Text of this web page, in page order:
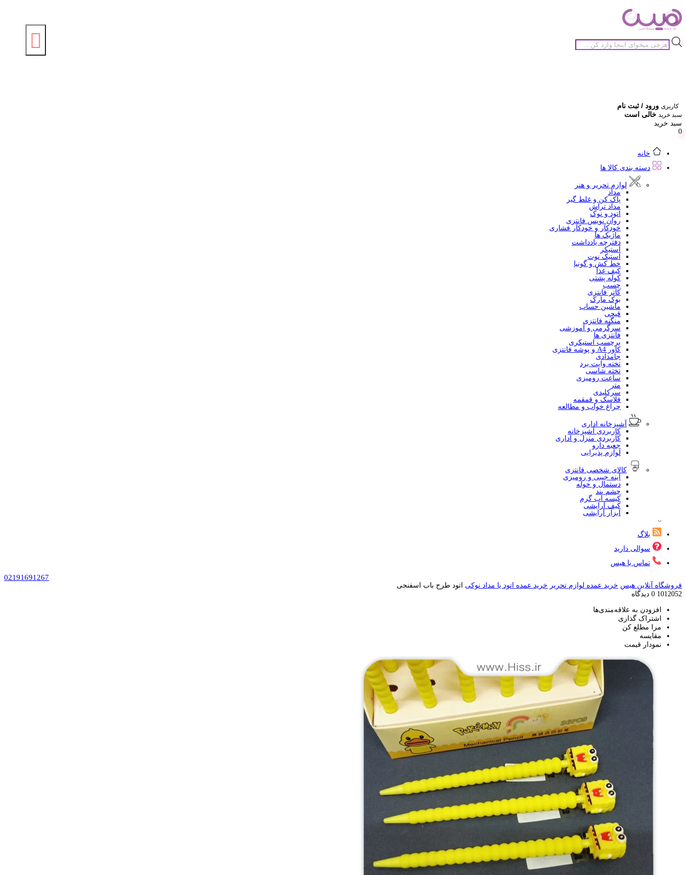
جستجوی
محصولات
کاربری ورود / ثبت نام
سبد خرید خالی است
سبد خرید
0
خانه
دسته بندی کالا ها
لوازم تحریر و هنر
مداد
پاک کن و غلط گیر
مداد تراش
اتود و نوک
روان نویس فانتزی
خودکار و خودکار فشاری
ماژیک ها
دفترچه یادداشت
استیکر
استیک نوت
خط کش و گونیا
کیف غذا
کوله پشتی
چسب
کاتر فانتزی
بوک مارک
ماشین حساب
قیچی
منگنه فانتزی
سرگرمی و آموزشی
فانتزی ها
برچسب استیکری
کاور A4 و پوشه فانتزی
جامدادی
تخته وایت برد
تخته شاسی
ساعت رومیزی
متر
سرکلیدی
فلاسک و قمقمه
چراغ خواب و مطالعه
آشپزخانه اداری
کاربردی آشپزخانه
کاربردی منزل و اداری
جعبه دارو
لوازم پذیرایی
کالای شخصی فانتزی
آینه جیبی و رومیزی
دستمال و حوله
چشم بند
کیسه آب گرم
کیف آرایشی
ابزار آرایشی
بلاگ
سوالی دارید
تماس با هیس
02191691267
فروشگاه آنلاین هیس خرید عمده لوازم تحریر خرید عمده اتود یا مداد نوکی اتود طرح باب اسفنجی
1012052 0 دیدگاه
افزودن به علاقه‌مندی‌ها
اشتراک گذاری
مرا مطلع کن
مقایسه
نمودار قیمت